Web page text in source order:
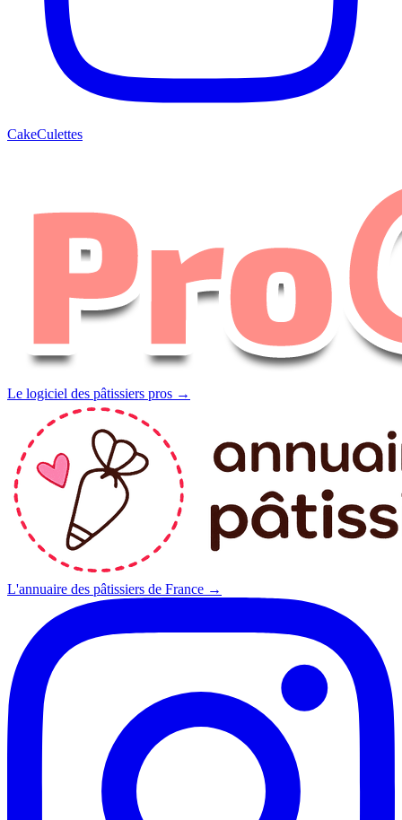
CakeCulettes
Le logiciel des pâtissiers pros →
L'annuaire des pâtissiers de France →